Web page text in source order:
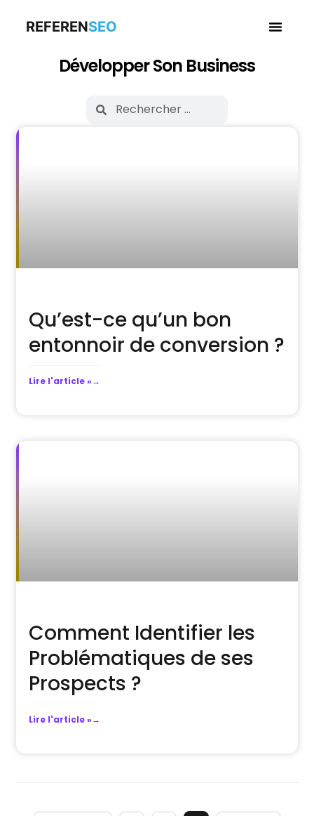
REFERENSEO
Développer Son Business
Qu’est-ce qu’un bon
entonnoir de conversion ?
Lire l'article »
Comment Identifier les
Problématiques de ses
Prospects ?
Lire l'article »